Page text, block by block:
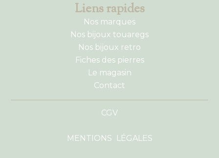
Liens rapides
Nos marques
Nos bijoux touaregs
Nos bijoux retro
Fiches des pierres
Le magasin
Contact
CGV
MENTIONS LÉGALES